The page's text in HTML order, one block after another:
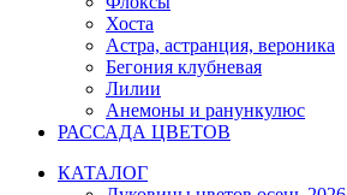
Хоста
Астра, астранция, вероника
Бегония клубневая
Лилии
Анемоны и ранункулюс
РАССАДА ЦВЕТОВ
КАТАЛОГ